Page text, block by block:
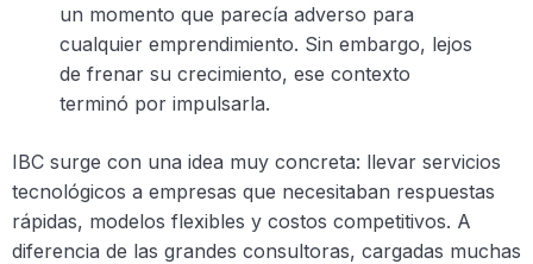
un momento que parecía adverso para
cualquier emprendimiento. Sin embargo, lejos
de frenar su crecimiento, ese contexto
terminó por impulsarla.
IBC surge con una idea muy concreta: llevar servicios
tecnológicos a empresas que necesitaban respuestas
rápidas, modelos flexibles y costos competitivos. A
diferencia de las grandes consultoras, cargadas muchas